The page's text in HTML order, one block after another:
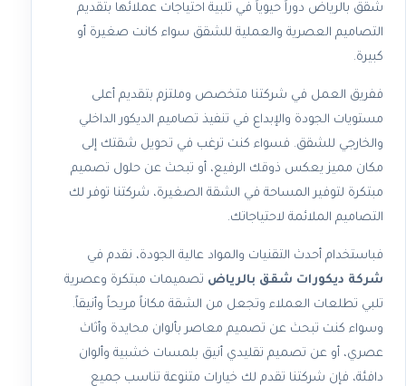
شقق بالرياض دوراً حيوياً في تلبية احتياجات عملائها بتقديم
التصاميم العصرية والعملية للشقق سواء كانت صغيرة أو
كبيرة.
ففريق العمل في شركتنا متخصص وملتزم بتقديم أعلى
مستويات الجودة والإبداع في تنفيذ تصاميم الديكور الداخلي
والخارجي للشقق. فسواء كنت ترغب في تحويل شقتك إلى
مكان مميز يعكس ذوقك الرفيع، أو تبحث عن حلول تصميم
مبتكرة لتوفير المساحة في الشقة الصغيرة، شركتنا توفر لك
التصاميم الملائمة لاحتياجاتك.
فباستخدام أحدث التقنيات والمواد عالية الجودة، نقدم في
شركة ديكورات شقق بالرياض تصميمات مبتكرة وعصرية
تلبي تطلعات العملاء وتجعل من الشقة مكاناً مريحاً وأنيقاً.
وسواء كنت تبحث عن تصميم معاصر بألوان محايدة وأثاث
عصري، أو عن تصميم تقليدي أنيق بلمسات خشبية وألوان
دافئة، فإن شركتنا تقدم لك خيارات متنوعة تناسب جميع